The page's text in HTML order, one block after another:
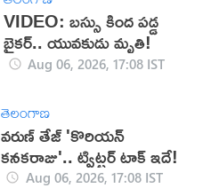
VIDEO: బస్సు కింద పడ్డ
బైకర్.. యువకుడు మృతి!
Aug 06, 2026, 17:08 IST
తెలంగాణ
వరుణ్ తేజ్ 'కొరియన్
కనకరాజు'.. ట్విట్టర్ టాక్ ఇదే!
Aug 06, 2026, 17:08 IST